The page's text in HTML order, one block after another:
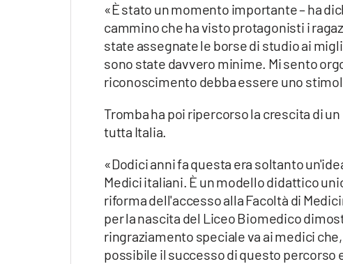
«È stato un momento importante – ha
cammino che ha visto protagonisti i
state assegnate le borse di studio ai
sono state davvero minime. Mi sento
riconoscimento debba essere uno
Tromba ha poi ripercorso la crescita di
tutta Italia.
«Dodici anni fa questa era soltanto
Medici italiani. È un modello didattico
riforma dell'accesso alla Facoltà di
per la nascita del Liceo Biomedico
ringraziamento speciale va ai medici
possibile il successo di questo